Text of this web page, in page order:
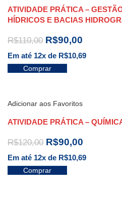
ATIVIDADE PRÁTICA –
HÍDRICOS E BACIAS
R$110,00 R$90,00
Em até 12x de R$10,69
Comprar
Adicionar aos Favoritos
ATIVIDADE PRÁTICA –
R$120,00 R$90,00
Em até 12x de R$10,69
Comprar